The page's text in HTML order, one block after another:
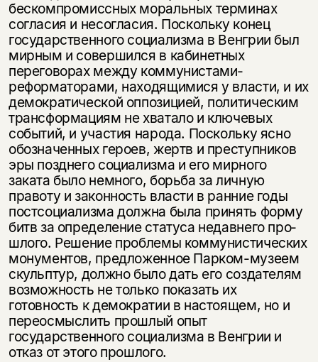
бескомпромиссных моральных терми­нах
согласия и несогласия. Поскольку конец
государственного социализма в Венгрии был
мирным и совершился в кабинетных
переговорах между ком­мунистами-
реформаторами, находящимися у власти, и их
демократической оппозицией, политическим
трансформациям не хватало и ключевых
собы­тий, и участия народа. Поскольку ясно
обозначенных героев, жертв и пре­ступников
эры позднего социализма и его мирного
заката было немного, борьба за личную
правоту и законность власти в ранние годы
постсоциализма должна была принять форму
битв за определение статуса недавнего про­
шлого. Решение проблемы коммунистических
монументов, предложенное Парком-музеем
скульптур, должно было дать его создателям
возможность не только показать их
готовность к демократии в настоящем, но и
переос­мыслить прошлый опыт
государственного социализма в Венгрии и
отказ от этого прошлого.